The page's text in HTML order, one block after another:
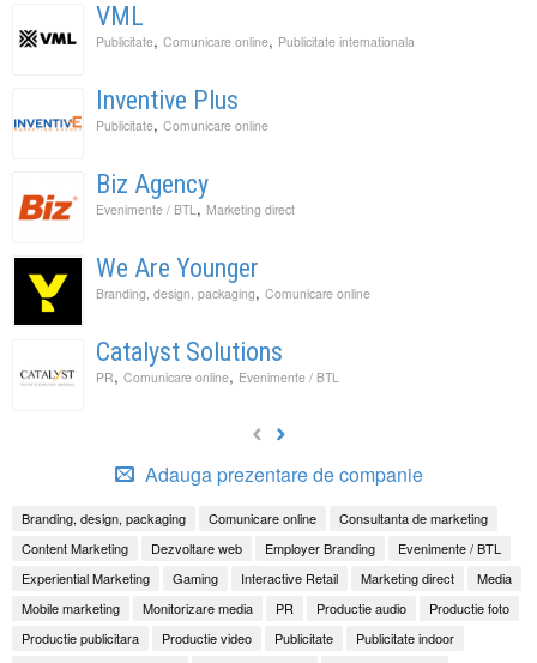
VML
Publicitate, Comunicare online, Publicitate internationala
Inventive Plus
Publicitate, Comunicare online
Biz Agency
Evenimente / BTL, Marketing direct
We Are Younger
Branding, design, packaging, Comunicare online
Catalyst Solutions
PR, Comunicare online, Evenimente / BTL
Adauga prezentare de companie
Branding, design, packaging Comunicare online
Consultanta de marketing
Content Marketing
Dezvoltare web Employer Branding
Evenimente / BTL
Experiential Marketing
Gaming Interactive Retail Marketing direct
Media
Mobile marketing
Monitorizare media PR Productie audio
Productie foto
Productie publicitara
Productie video Publicitate
Publicitate indoor